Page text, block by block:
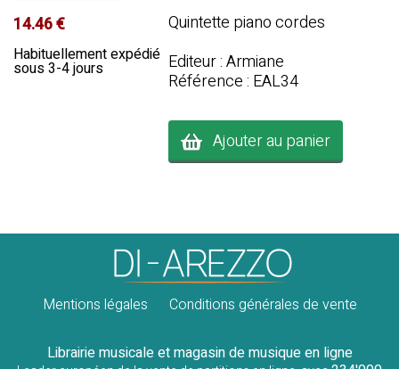
14.46 €
Habituellement expédié
sous 3-4 jours
Quintette piano cordes
Editeur : Armiane
Référence : EAL34
Ajouter au panier
Mentions légales Conditions générales de vente
Librairie musicale et magasin de musique en ligne